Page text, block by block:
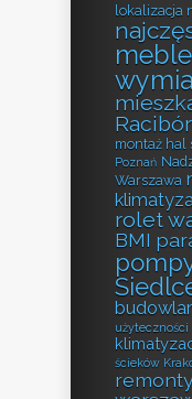
lokalizacja
montaż hal
Poznań
Warszawa
rolet
BMI
ścieków